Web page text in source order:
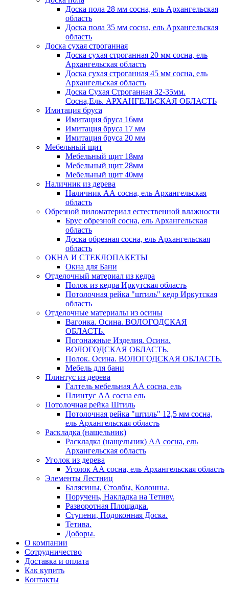
Доска пола 28 мм сосна, ель Архангельская
область
Доска пола 35 мм сосна, ель Архангельская
область
Доска сухая строганная
Доска сухая строганная 20 мм сосна, ель
Архангельская область
Доска сухая строганная 45 мм сосна, ель
Архангельская область
Доска Сухая Строганная 32-35мм.
Сосна,Ель. АРХАНГЕЛЬСКАЯ ОБЛАСТЬ
Имитация бруса
Имитация бруса 16мм
Имитация бруса 17 мм
Имитация бруса 20 мм
Мебельный щит
Мебельный щит 18мм
Мебельный щит 28мм
Мебельный щит 40мм
Наличник из дерева
Наличник АА сосна, ель Архангельская
область
Обрезной пиломатериал естественной влажности
Брус обрезной сосна, ель Архангельская
область
Доска обрезная сосна, ель Архангельская
область
ОКНА И СТЕКЛОПАКЕТЫ
Окна для Бани
Отделочный материал из кедра
Полок из кедра Иркутская область
Потолочная рейка "штиль" кедр Иркутская
область
Отделочные материалы из осины
Вагонка. Осина. ВОЛОГОДСКАЯ
ОБЛАСТЬ.
Погонажные Изделия. Осина.
ВОЛОГОДСКАЯ ОБЛАСТЬ.
Полок. Осина. ВОЛОГОДСКАЯ ОБЛАСТЬ.
Мебель для бани
Плинтус из дерева
Галтель мебельная АА сосна, ель
Плинтус АА сосна ель
Потолочная рейка Штиль
Потолочная рейка "штиль" 12,5 мм сосна,
ель Архангельская область
Раскладка (нащельник)
Раскладка (нащельник) АА сосна, ель
Архангельская область
Уголок из дерева
Уголок АА сосна, ель Архангельская область
Элементы Лестниц
Балясины, Столбы, Колонны.
Поручень, Накладка на Тетиву.
Разворотная Площадка.
Ступени, Подоконная Доска.
Тетива.
Доборы.
О компании
Сотрудничество
Доставка и оплата
Как купить
Контакты